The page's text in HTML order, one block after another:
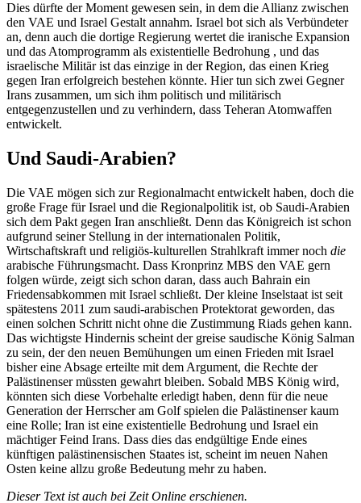
Dies dürfte der Moment gewesen sein, in dem die Allianz zwischen
den VAE und Israel Gestalt annahm. Israel bot sich als Verbündeter
an, denn auch die dortige Regierung wertet die iranische Expansion
und das Atomprogramm als existentielle Bedrohung , und das
israelische Militär ist das einzige in der Region, das einen Krieg
gegen Iran erfolgreich bestehen könnte. Hier tun sich zwei Gegner
Irans zusammen, um sich ihm politisch und militärisch
entgegenzustellen und zu verhindern, dass Teheran Atomwaffen
entwickelt.
Und Saudi-Arabien?
Die VAE mögen sich zur Regionalmacht entwickelt haben, doch die
große Frage für Israel und die Regionalpolitik ist, ob Saudi-Arabien
sich dem Pakt gegen Iran anschließt. Denn das Königreich ist schon
aufgrund seiner Stellung in der internationalen Politik,
Wirtschaftskraft und religiös-kulturellen Strahlkraft immer noch die
arabische Führungsmacht. Dass Kronprinz MBS den VAE gern
folgen würde, zeigt sich schon daran, dass auch Bahrain ein
Friedensabkommen mit Israel schließt. Der kleine Inselstaat ist seit
spätestens 2011 zum saudi-arabischen Protektorat geworden, das
einen solchen Schritt nicht ohne die Zustimmung Riads gehen kann.
Das wichtigste Hindernis scheint der greise saudische König Salman
zu sein, der den neuen Bemühungen um einen Frieden mit Israel
bisher eine Absage erteilte mit dem Argument, die Rechte der
Palästinenser müssten gewahrt bleiben. Sobald MBS König wird,
könnten sich diese Vorbehalte erledigt haben, denn für die neue
Generation der Herrscher am Golf spielen die Palästinenser kaum
eine Rolle; Iran ist eine existentielle Bedrohung und Israel ein
mächtiger Feind Irans. Dass dies das endgültige Ende eines
künftigen palästinensischen Staates ist, scheint im neuen Nahen
Osten keine allzu große Bedeutung mehr zu haben.
Dieser Text ist auch bei Zeit Online erschienen.